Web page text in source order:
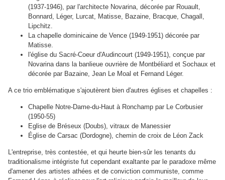
(1937-1946), par l'architecte Novarina, décorée par Rouault,
Bonnard, Léger, Lurcat, Matisse, Bazaine, Bracque, Chagall,
Lipchitz.
La chapelle dominicaine de Vence (1949-1951) décorée par
Matisse.
l'église du Sacré-Coeur d'Audincourt (1949-1951), conçue par
Novarina dans la banlieue ouvrière de Montbéliard et Sochaux et
décorée par Bazaine, Jean Le Moal et Fernand Léger.
A ce trio emblématique s'ajoutèrent bien d'autres églises et chapelles :
Chapelle Notre-Dame-du-Haut à Ronchamp par Le Corbusier
(1950-55)
Eglise de Bréseux (Doubs), vitraux de Manessier
Église de Carsac (Dordogne), chemin de croix de Léon Zack
L'entreprise, très contestée, et qui heurte bien-sûr les tenants du
traditionalisme intégriste fut cependant exaltante par le paradoxe même
d'amener des artistes athées et de conviction communiste, comme